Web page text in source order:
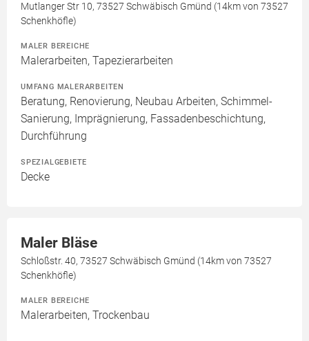
Mutlanger Str 10, 73527 Schwäbisch Gmünd (14km von 73527
Schenkhöfle)
MALER BEREICHE
Malerarbeiten, Tapezierarbeiten
UMFANG MALERARBEITEN
Beratung, Renovierung, Neubau Arbeiten, Schimmel-
Sanierung, Imprägnierung, Fassadenbeschichtung,
Durchführung
SPEZIALGEBIETE
Decke
Maler Bläse
Schloßstr. 40, 73527 Schwäbisch Gmünd (14km von 73527
Schenkhöfle)
MALER BEREICHE
Malerarbeiten, Trockenbau